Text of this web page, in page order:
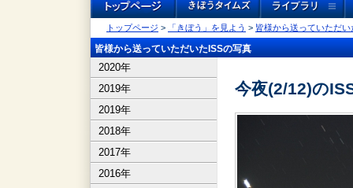
トップページ > 「きぼう」を見よう > 皆様から送っていただい
皆様から送っていただいたISSの写真
2020年
2019年
2019年
2018年
2017年
2016年
今夜(2/12)の